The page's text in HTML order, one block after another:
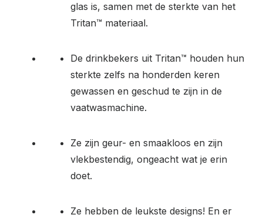
glas is, samen met de sterkte van het
Tritan™ materiaal.
De drinkbekers uit Tritan™ houden hun
sterkte zelfs na honderden keren
gewassen en geschud te zijn in de
vaatwasmachine.
Ze zijn geur- en smaakloos en zijn
vlekbestendig, ongeacht wat je erin
doet.
Ze hebben de leukste designs! En er